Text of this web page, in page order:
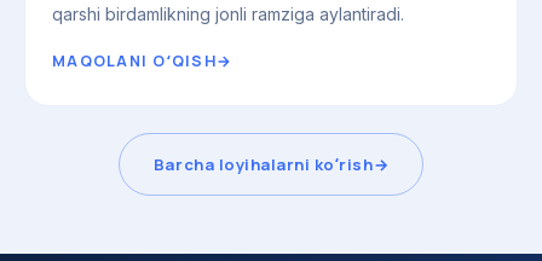
qarshi birdamlikning jonli ramziga aylantiradi.
MAQOLANI OʻQISH→
Barcha loyihalarni koʻrish→